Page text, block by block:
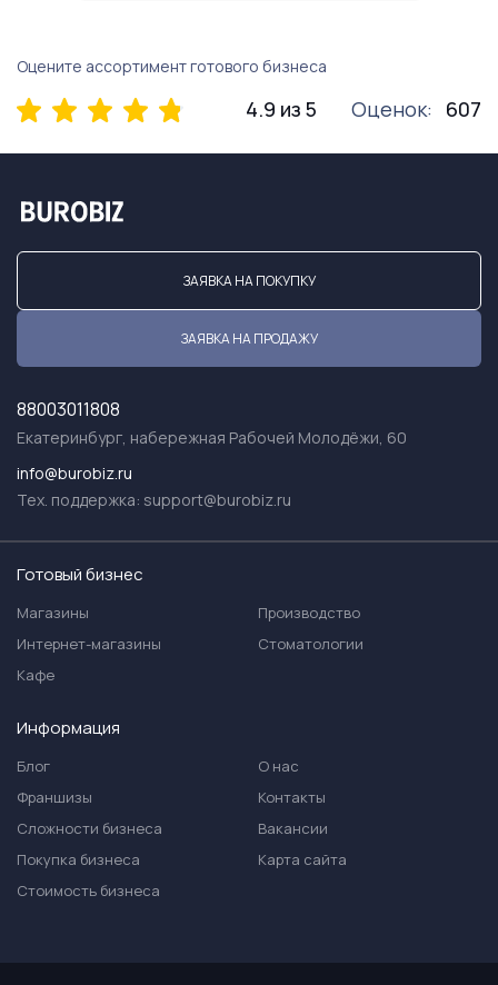
Оцените ассортимент готового бизнеса
4.9 из 5 Оценок: 607
ЗАЯВКА НА ПОКУПКУ
ЗАЯВКА НА ПРОДАЖУ
88003011808
Екатеринбург, набережная Рабочей Молодёжи, 60
info@burobiz.ru
Тех. поддержка: support@burobiz.ru
Готовый бизнес
Магазины
Интернет-магазины
Кафе
Производство
Стоматологии
Информация
Блог
Франшизы
Сложности бизнеса
Покупка бизнеса
Стоимость бизнеса
О нас
Контакты
Вакансии
Карта сайта